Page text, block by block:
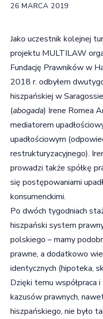
26 MARCA 2019
Jako uczestnik kolejnej
projektu MULTILAW
Fundację Prawników w
2018 r. odbyłem
hiszpańskiej w
(abogada) Irene Romea
mediatorem
upadłościowym
restrukturyzacyjnego).
prowadzi także spółkę
się postępowaniami
konsumenckimi.
Po dwóch tygodniach
hiszpański system
polskiego – mamy
prawne, a dodatkowo
identycznych (hipoteka,
Dzięki temu współpraca
kazusów prawnych,
hiszpańskiego, nie było